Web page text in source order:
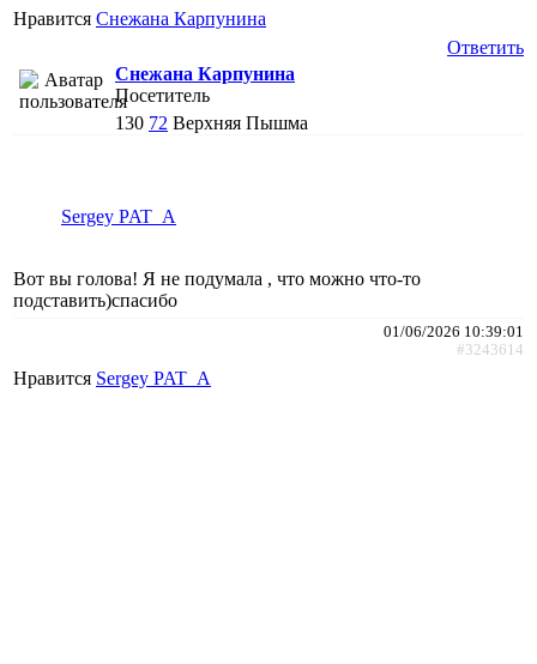
Нравится Снежана Карпунина
Ответить
Снежана Карпунина
Посетитель
130 72 Верхняя Пышма
Sergey PAT_A
Вот вы голова! Я не подумала , что можно что-то
подставить)спасибо
01/06/2026 10:39:01
#3243614
Нравится Sergey PAT_A